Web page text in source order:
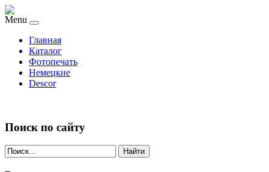
Menu
Главная
Каталог
Фотопечать
Немецкие
Descor
Поиск по сайту
Найти